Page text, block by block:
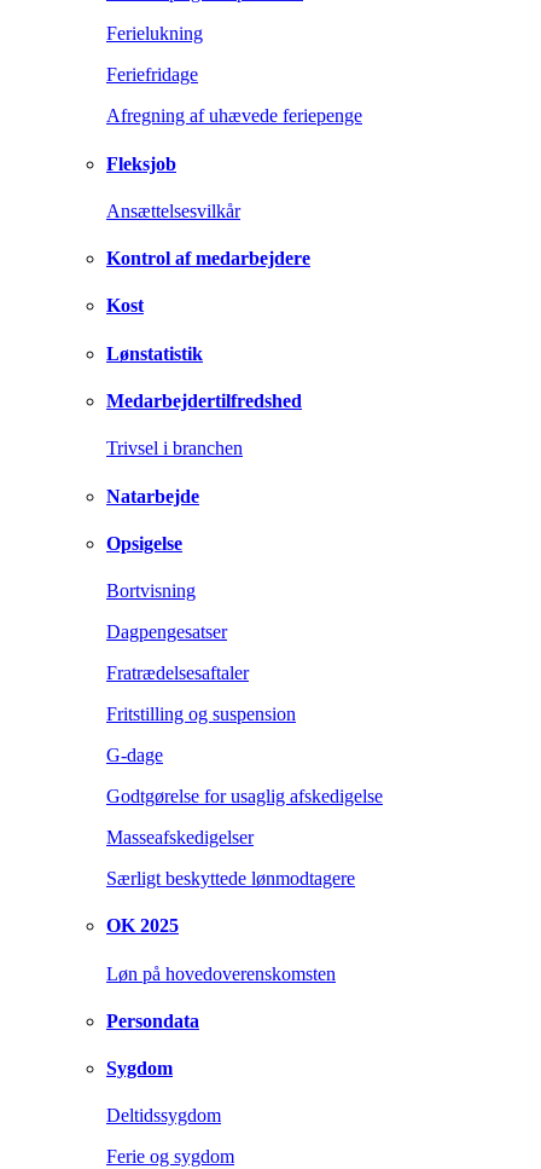
Ferielukning
Feriefridage
Afregning af uhævede feriepenge
Fleksjob
Ansættelsesvilkår
Kontrol af medarbejdere
Kost
Lønstatistik
Medarbejdertilfredshed
Trivsel i branchen
Natarbejde
Opsigelse
Bortvisning
Dagpengesatser
Fratrædelsesaftaler
Fritstilling og suspension
G-dage
Godtgørelse for usaglig afskedigelse
Masseafskedigelser
Særligt beskyttede lønmodtagere
OK 2025
Løn på hovedoverenskomsten
Persondata
Sygdom
Deltidssygdom
Ferie og sygdom